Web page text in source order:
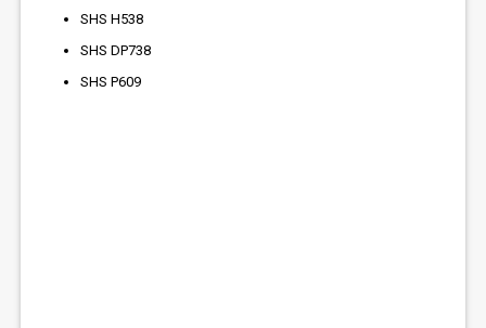
SHS H538
SHS DP738
SHS P609